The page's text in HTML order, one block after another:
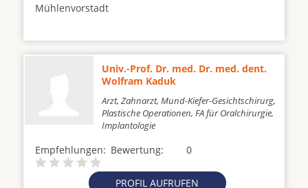
Mühlenvorstadt
Univ.-Prof. Dr. med. Dr. med. dent.
Wolfram Kaduk
Arzt, Zahnarzt, Mund-Kiefer-Gesichtschirurg,
Plastische Operationen, FA für Oralchirurgie,
Implantologie
Empfehlungen: 0
Bewertung:
PROFIL AUFRUFEN